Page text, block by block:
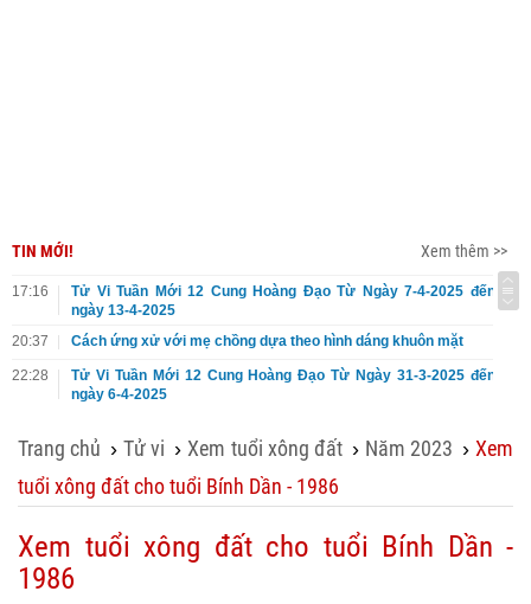
TIN MỚI! Xem thêm >>
17:16
Tử Vi Tuần Mới 12 Cung Hoàng Đạo Từ Ngày 7-4-2025 đến
ngày 13-4-2025
20:37
Cách ứng xử với mẹ chồng dựa theo hình dáng khuôn mặt
22:28
Tử Vi Tuần Mới 12 Cung Hoàng Đạo Từ Ngày 31-3-2025 đến
ngày 6-4-2025
Trang chủ ›Tử vi ›Xem tuổi xông đất › Năm 2023 ›Xem
tuổi xông đất cho tuổi Bính Dần - 1986
Xem tuổi xông đất cho tuổi Bính Dần -
1986